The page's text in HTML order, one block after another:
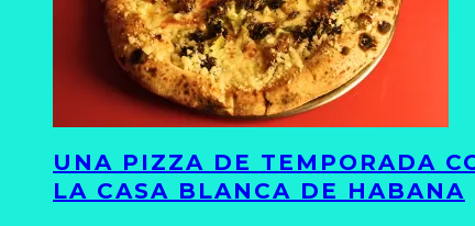
UNA PIZZA DE TEMPORADA
LA CASA BLANCA DE HABANA